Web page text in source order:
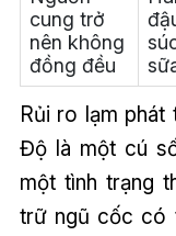
cung trở
nên không
đồng đều
Rủi ro lạm
Độ là một cú
một tình trạng
trữ ngũ cốc có